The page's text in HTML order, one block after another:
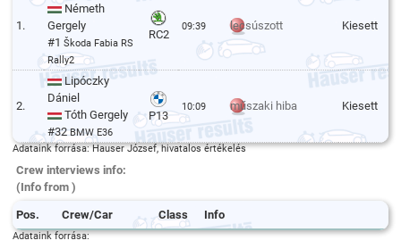
1.
Németh
Gergely
#1Škoda Fabia RS
Rally2
RC2
09:39 lecsúszott Kiesett
2.
Lipóczky
Dániel
Tóth Gergely
#32BMW E36
P13
10:09 műszaki hiba Kiesett
Adataink forrása: Hauser József, hivatalos értékelés
Crew interviews info:
(Info from )
Pos. Crew/Car Class Info
Adataink forrása: